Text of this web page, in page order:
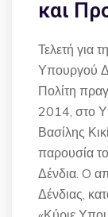
και
Τελετή για
Υπουργού
Πολίτη
2014, στο
Βασίλης
παρουσία
Δένδια. O
Δένδιας,